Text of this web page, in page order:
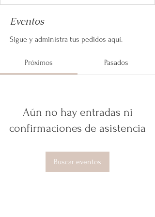
Eventos
Sigue y administra tus pedidos aquí.
Próximos Pasados
Aún no hay entradas ni
confirmaciones de asistencia
Buscar eventos